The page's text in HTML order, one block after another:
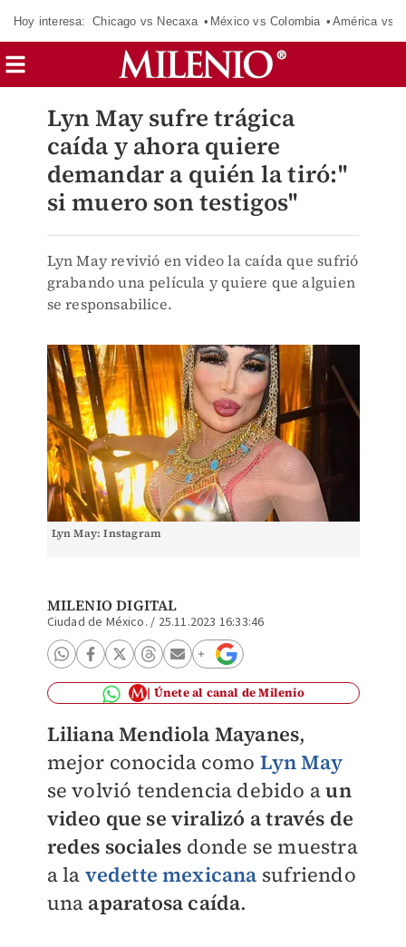
Hoy interesa: Chicago vs Necaxa México vs Colombia América vs
Lyn May sufre trágica
caída y ahora quiere
demandar a quién la tiró:''
si muero son testigos''
Lyn May revivió en video la caída que sufrió
grabando una película y quiere que alguien
se responsabilice.
Lyn May: Instagram
MILENIO DIGITAL
Ciudad de México. / 25.11.2023 16:33:46
Únete al canal de Milenio
Liliana Mendiola Mayanes,
mejor conocida como Lyn May
se volvió tendencia debido aun
video que se viralizó através de
redes sociales donde se muestra
a la vedette mexicana sufriendo
una aparatosa caída.